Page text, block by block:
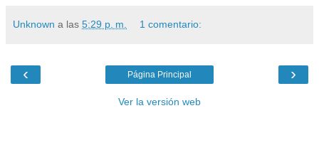
Unknown a las 5:29 p. m. 1 comentario:
‹ ›
Página Principal
Ver la versión web